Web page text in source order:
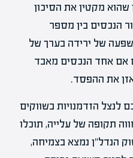
שהוא מקטין את הסיכון
הנכסים בין מספר
של ירידה בערך של
אם אחד הנכסים מאבד
את ההפסד.
לנצל הזדמנויות בשווקים
תקופה של עלייה, תוכלו
הנדל"ן נמצא בצמיחה,